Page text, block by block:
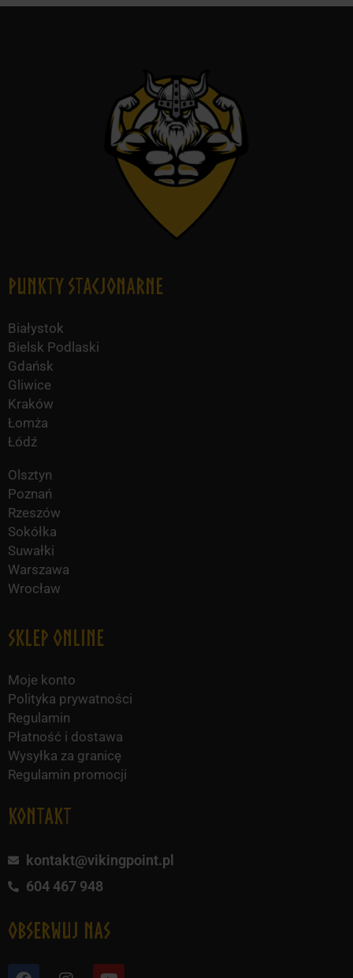
Punkty Stacjonarne
Białystok
Bielsk Podlaski
Gdańsk
Gliwice
Kraków
Łomża
Łódź
Olsztyn
Poznań
Rzeszów
Sokółka
Suwałki
Warszawa
Wrocław
Sklep online
Moje konto
Polityka prywatności
Regulamin
Płatność i dostawa
Wysyłka za granicę
Regulamin promocji
KONTAKT
kontakt@vikingpoint.pl
604 467 948
obserwuj nas